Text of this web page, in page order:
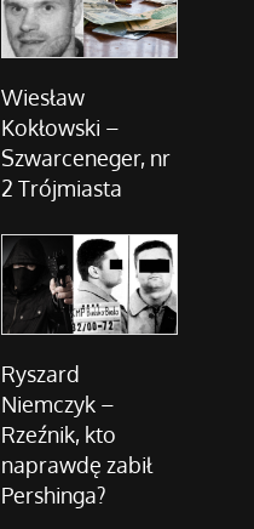
Wiesław
Kokłowski –
Szwarceneger, nr
2 Trójmiasta
Ryszard
Niemczyk –
Rzeźnik, kto
naprawdę zabił
Pershinga?